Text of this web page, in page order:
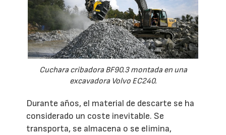
Cuchara cribadora BF90.3 montada en una
excavadora Volvo EC240.
Durante años, el material de descarte se ha
considerado un coste inevitable. Se
transporta, se almacena o se elimina,